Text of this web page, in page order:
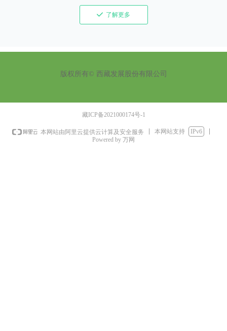
끳 了解更多
版权所有© 西藏发展股份有限公司
藏ICP备2021000174号-1
本网站由阿里云提供云计算及安全服务 本网站支持
IPv6
Powered by 万网